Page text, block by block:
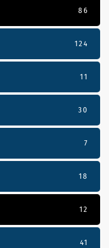
86
124
11
30
7
18
12
41